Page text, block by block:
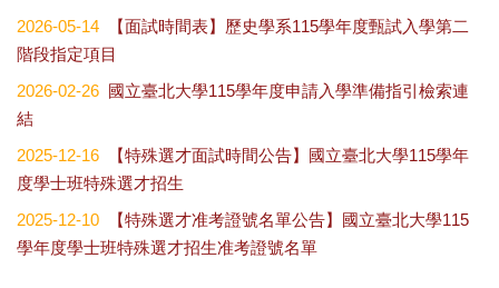
2026-05-14 【面試時間表】歷史學系115學年度甄試入學第二
階段指定項目
2026-02-26 國立臺北大學115學年度申請入學準備指引檢索連
結
2025-12-16 【特殊選才面試時間公告】國立臺北大學115學年
度學士班特殊選才招生
2025-12-10 【特殊選才准考證號名單公告】國立臺北大學115
學年度學士班特殊選才招生准考證號名單